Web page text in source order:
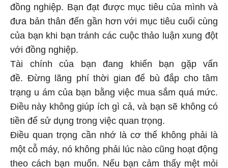
đồng nghiệp. Bạn đạt được mục tiêu của mình và
đưa bản thân đến gần hơn với mục tiêu cuối cùng
của bạn khi bạn tránh các cuộc thảo luận xung đột
với đồng nghiệp.
Tài chính của bạn đang khiến bạn gặp vấn
đề. Đừng lãng phí thời gian để bù đắp cho tâm
trạng u ám của bạn bằng việc mua sắm quá mức.
Điều này không giúp ích gì cả, và bạn sẽ không có
tiền để sử dụng trong việc quan trọng.
Điều quan trọng cần nhớ là cơ thể không phải là
một cỗ máy, nó không phải lúc nào cũng hoạt động
theo cách bạn muốn. Nếu bạn cảm thấy mệt mỏi